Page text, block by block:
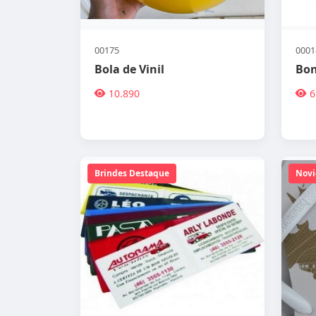
00175
Bola de Vinil
10.890
Brindes Destaque